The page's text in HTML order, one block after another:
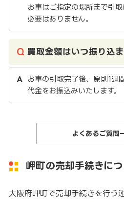
お車はご指定の場所まで引
必要はありません。
買取金額はいつ振り込
お車の引取完了後、原則1週
代金をお振込みいたします。
よくあるご質問
岬町の売却手続きに
大阪府岬町で売却手続きを行う